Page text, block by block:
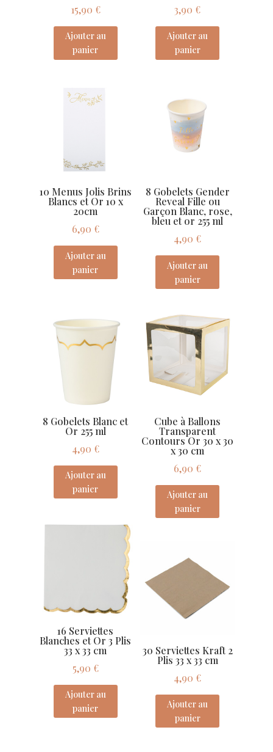
15,90 €
Ajouter au
panier
3,90 €
Ajouter au
panier
10 Menus Jolis Brins
Blancs et Or 10 x
20cm
6,90 €
Ajouter au
panier
8 Gobelets Gender
Reveal Fille ou
Garçon Blanc, rose,
bleu et or 255 ml
4,90 €
Ajouter au
panier
8 Gobelets Blanc et
Or 255 ml
4,90 €
Ajouter au
panier
Cube à Ballons
Transparent
Contours Or 30 x 30
x 30 cm
6,90 €
Ajouter au
panier
16 Serviettes
Blanches et Or 3 Plis
33 x 33 cm
5,90 €
Ajouter au
panier
30 Serviettes Kraft 2
Plis 33 x 33 cm
4,90 €
Ajouter au
panier